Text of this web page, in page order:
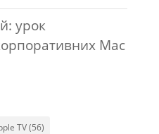
урок
Mac
TV(56)